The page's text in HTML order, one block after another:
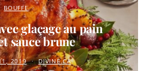
BOUFFE
glaçage au pain
sauce brune
2019 DIVINE.CA